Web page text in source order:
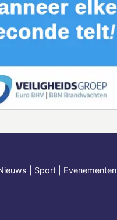
| Sport | Evenementen